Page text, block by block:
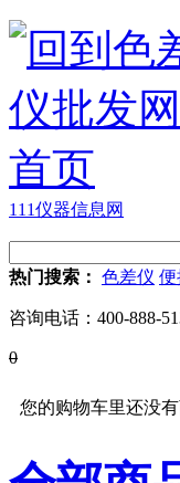
111仪器信息网
热门搜索： 色差仪 便
咨询电话： 400-888-
0
您的购物车里还没有